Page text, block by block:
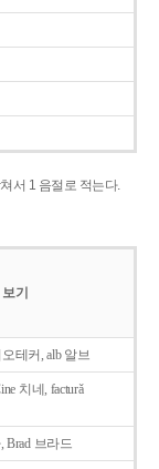
서 1 음절로 적는다.
보기
테커, alb 알브
치네, facturǎ
Brad 브라드